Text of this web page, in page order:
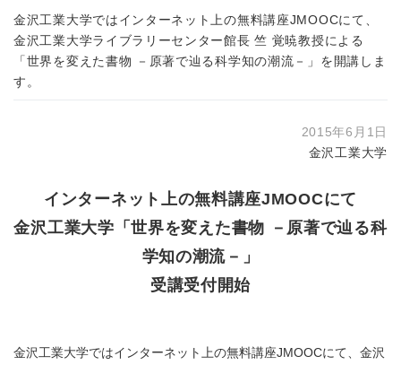
金沢工業大学ではインターネット上の無料講座JMOOCにて、
金沢工業大学ライブラリーセンター館長 竺 覚暁教授による
「世界を変えた書物 －原著で辿る科学知の潮流－」を開講しま
す。
2015年6月1日
金沢工業大学
インターネット上の無料講座JMOOCにて
金沢工業大学「世界を変えた書物 －原著で辿る科
学知の潮流－」
受講受付開始
金沢工業大学ではインターネット上の無料講座JMOOCにて、金沢